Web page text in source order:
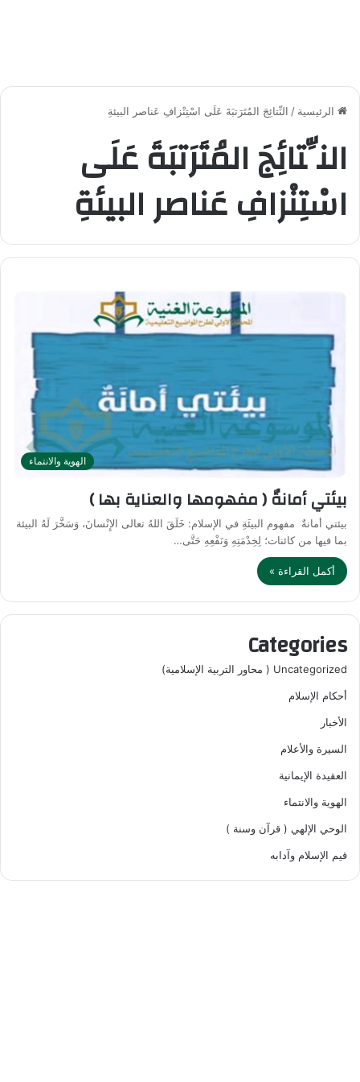
الرئيسية / النِّتائِجَ المُتَرَتبَةَ عَلَى اسْتِنْزافِ عَناصر البيئةِ
النِّتائِجَ المُتَرَتبَةَ عَلَى
اسْتِنْزافِ عَناصر البيئةِ
الهوية والانتماء
بيئتي أمانةٌ ( مفهومها والعناية بها )
بيئتي أمانةٌ مفهوم البيئَةِ في الإسلام: خَلَقَ اللهُ تعالى الإِنْسانَ، وَسَخَّرَ لَهُ البيئة
بما فيها من كائنات؛ لِخِدْمَتِهِ وَنَفْعِهِ حَتَّى…
أكمل القراءة »
Categories
Uncategorized ( محاور التربية الإسلامية)
أحكام الإسلام
الأخبار
السيرة والأعلام
العقيدة الإيمانية
الهوية والانتماء
الوحي الإلهي ( قرآن وسنة )
قيم الإسلام وآدابه